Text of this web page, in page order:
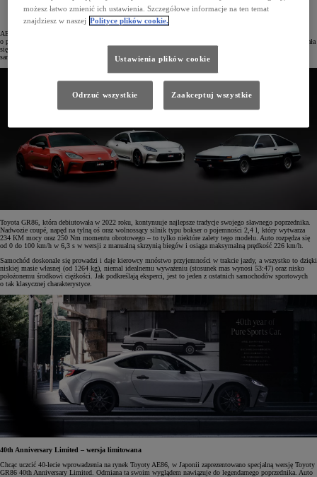
AE86 to kompaktowy model Toyoty produkowany w latach 1983–1987. Pojazd był napędzany silnikiem
o pojemności 1.6 litra o mocy 130 KM. Niska masa własna i napęd na tylną oś sprawiły, że Toyota AE86 stała
się obiektem kultu u miłośników driftu. Przez lata auto to stanowiło bazę do budowy wyczynowych
samochodów sportowych.
Toyota GR86, która debiutowała w 2022 roku, kontynuuje najlepsze tradycje swojego sławnego poprzednika.
Nadwozie coupé, napęd na tylną oś oraz wolnossący silnik typu bokser o pojemności 2,4 l, który wytwarza
234 KM mocy oraz 250 Nm momentu obrotowego – to tylko niektóre zalety tego modelu. Auto rozpędza się
od 0 do 100 km/h w 6,3 s w wersji z manualną skrzynią biegów i osiąga maksymalną prędkość 226 km/h.
Samochód doskonale się prowadzi i daje kierowcy mnóstwo przyjemności w trakcie jazdy, a wszystko to dzięki
niskiej masie własnej (od 1264 kg), niemal idealnemu wyważeniu (stosunek mas wynosi 53:47) oraz nisko
położonemu środkowi ciężkości. Jak podkreślają eksperci, jest to jeden z ostatnich samochodów sportowych
o tak klasycznej charakterystyce.
40th Anniversary Limited – wersja limitowana
Chcąc uczcić 40-lecie wprowadzenia na rynek Toyoty AE86, w Japonii zaprezentowano specjalną wersję Toyoty
GR86 40th Anniversary Limited. Odmiana ta swoim wyglądem nawiązuje do legendarnego poprzednika. Auto
możesz łatwo zmienić ich ustawienia. Szczegółowe informacje na ten temat
znajdziesz w naszej Polityce plików cookie.
Ustawienia plików cookie
Odrzuć wszystkie Zaakceptuj wszystkie